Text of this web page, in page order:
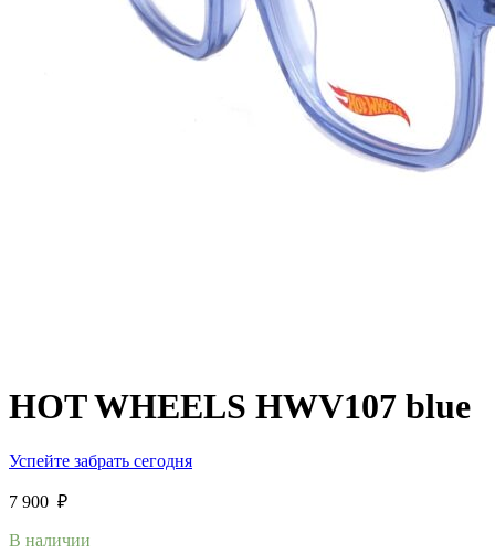
HOT WHEELS HWV107 blue
Успейте забрать сегодня
7 900 ₽
В наличии